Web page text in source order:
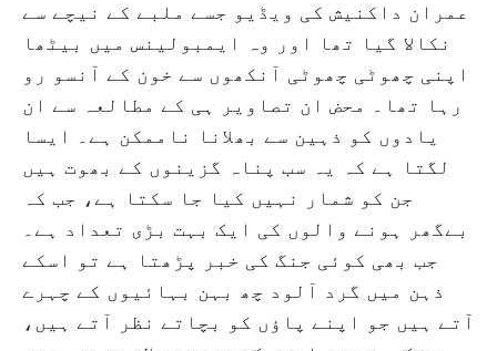
عمران داکنیش کی ویڈیو جسے ملبے کے نیچے سے
نکالا گیا تھا اور وہ ایمبولینس میں بیٹھا
اپنی چھوٹی چھوٹی آنکھوں سے خون کے آنسو رو
رہا تھا۔ محض ان تصاویر ہی کے مطالعہ سے ان
یادوں کو ذہین سے بھلانا ناممکن ہے۔ ایسا
لگتا ہے کہ یہ سب پناہ گزینوں کے بھوت ہیں
جن کو شمار نہیں کیا جا سکتا ہے، جب کہ
بےگھر ہونے والوں کی ایک بہت بڑی تعداد ہے۔
جب بھی کوئی جنگ کی خبر پڑھتا ہے تو اسکے
ذہن میں گرد آلود چھ بہن بہائیوں کے چہرے
آتے ہیں جو اپنے پاؤں کو بچاتے نظر آتے ہیں،